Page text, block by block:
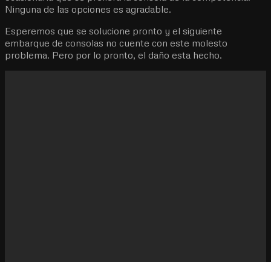
Ninguna de las opciones es agradable.
Esperemos que se solucione pronto y el siguiente
embarque de consolas no cuente con este molesto
problema. Pero por lo pronto, el daño esta hecho.